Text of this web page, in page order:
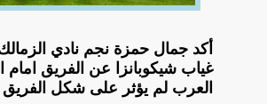
أكد جمال حمزة نجم نادي
غياب شيكوبانزا عن الفريق امام
العرب لم يؤثر على شكل الفريق